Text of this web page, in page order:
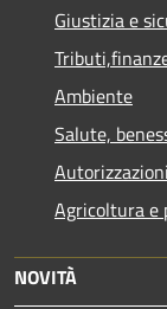
Giustizia e
Ambiente
Salute,
Autorizzazioni
Agricoltura e
NOVITÀ